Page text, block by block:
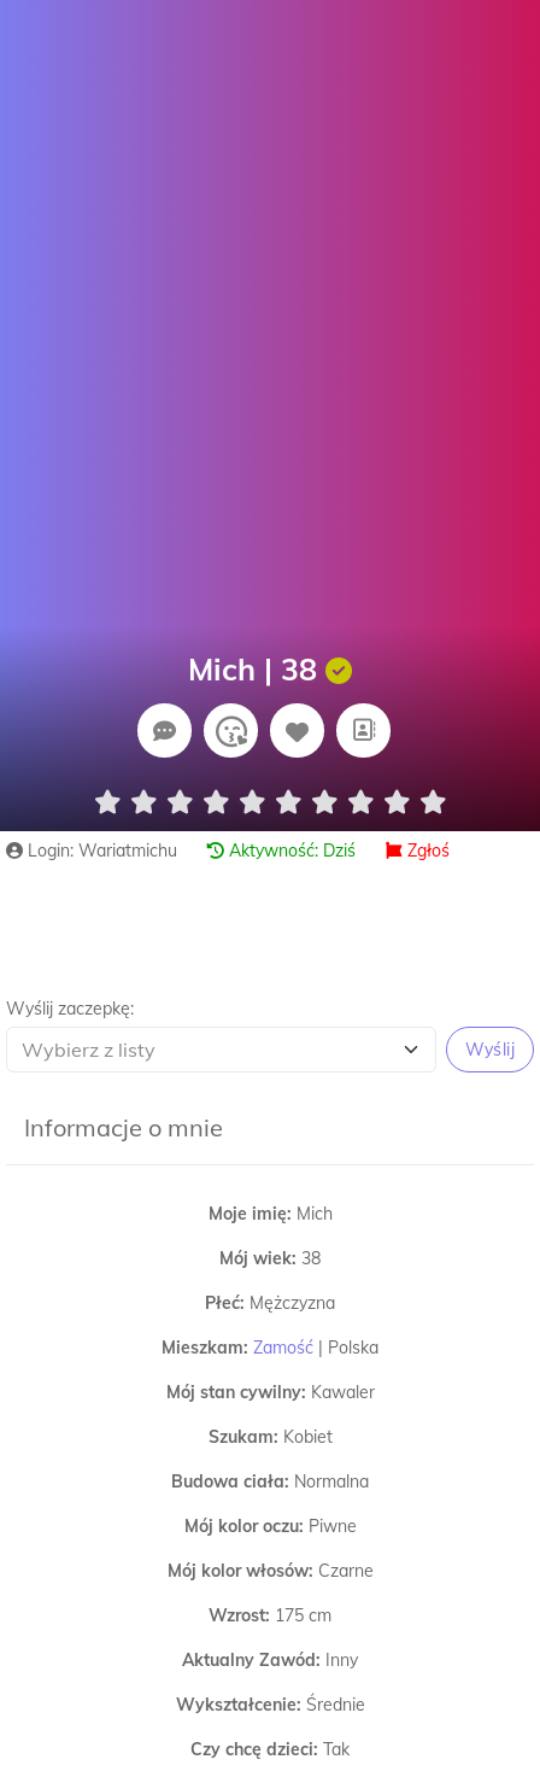
Mich | 38
Login: Wariatmichu Aktywność: Dziś Zgłoś
Wyślij zaczepkę:
Wyślij
Informacje o mnie
Moje imię: Mich
Mój wiek: 38
Płeć: Mężczyzna
Mieszkam: Zamość | Polska
Mój stan cywilny: Kawaler
Szukam: Kobiet
Budowa ciała: Normalna
Mój kolor oczu: Piwne
Mój kolor włosów: Czarne
Wzrost: 175 cm
Aktualny Zawód: Inny
Wykształcenie: Średnie
Czy chcę dzieci: Tak